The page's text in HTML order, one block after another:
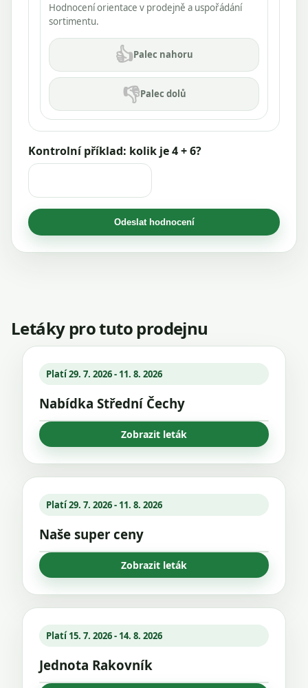
Hodnocení orientace v prodejně a uspořádání
sortimentu.
👍Palec nahoru
👎Palec dolů
Kontrolní příklad: kolik je 4 + 6?
Odeslat hodnocení
Letáky pro tuto prodejnu
Platí 29. 7. 2026 - 11. 8. 2026
Nabídka Střední Čechy
Zobrazit leták
Platí 29. 7. 2026 - 11. 8. 2026
Naše super ceny
Zobrazit leták
Platí 15. 7. 2026 - 14. 8. 2026
Jednota Rakovník